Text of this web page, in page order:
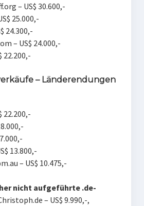
– US$ 30.600,-
25.000,-
24.300,-
– US$ 24.000,-
22.200,-
– Länderendungen
22.200,-
13.800,-
– US$ 10.475,-
nicht aufgeführte .de-
– US$ 9.990,-,